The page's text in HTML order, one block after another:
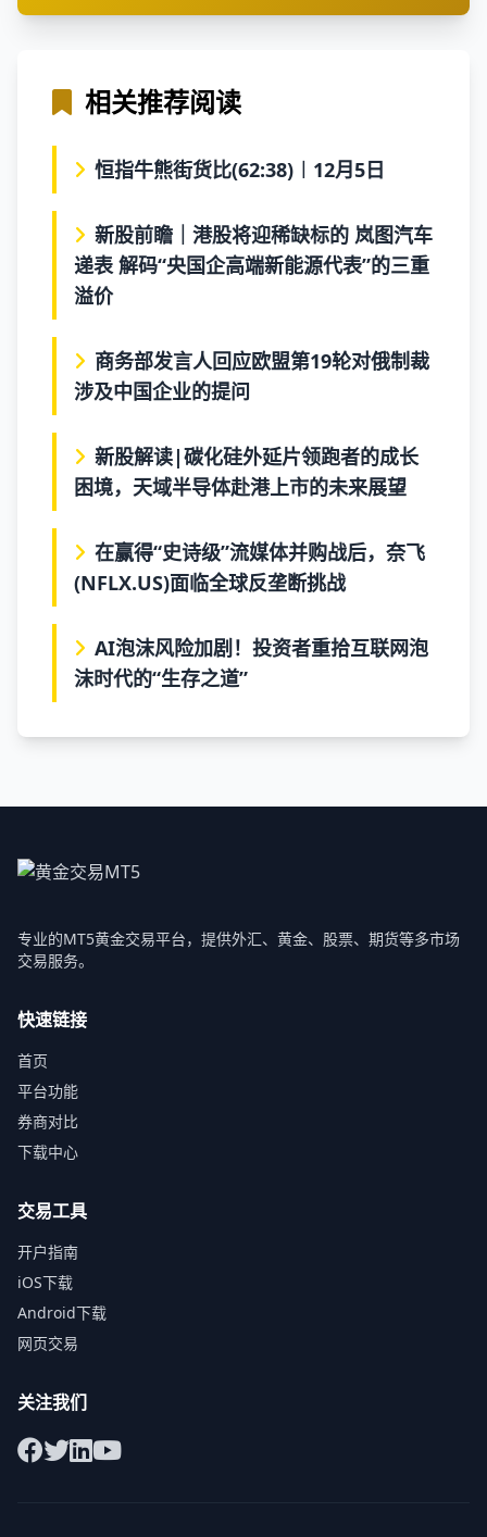
相关推荐阅读
恒指牛熊街货比(62:38)︱12月5日
新股前瞻｜港股将迎稀缺标的 岚图汽车
递表 解码“央国企高端新能源代表”的三重
溢价
商务部发言人回应欧盟第19轮对俄制裁
涉及中国企业的提问
新股解读|碳化硅外延片领跑者的成长
困境，天域半导体赴港上市的未来展望
在赢得“史诗级”流媒体并购战后，奈飞
(NFLX.US)面临全球反垄断挑战
AI泡沫风险加剧！投资者重拾互联网泡
沫时代的“生存之道”
专业的MT5黄金交易平台，提供外汇、黄金、股票、期货等多市场
交易服务。
快速链接
首页
平台功能
券商对比
下载中心
交易工具
开户指南
iOS下载
Android下载
网页交易
关注我们